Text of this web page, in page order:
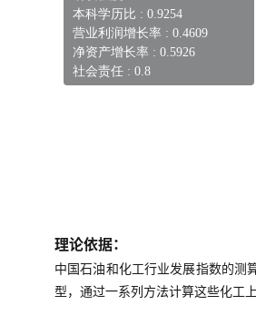
本科学历比 : 0.9254
营业利润增长率 : 0.4609
净资产增长率 : 0.5926
社会责任 : 0.8
理论依据：
中国石油和化工行业发展指数的测
型，通过一系列方法计算这些化工